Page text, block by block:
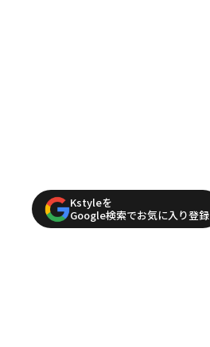
Kstyleを
Google検索でお気に入り登録